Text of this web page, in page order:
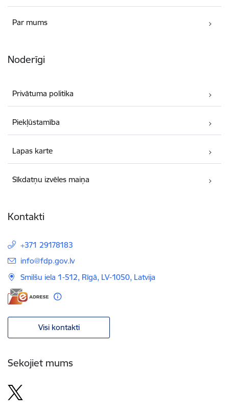
Par mums
Noderīgi
Privātuma politika
Piekļūstamība
Lapas karte
Sīkdatņu izvēles maiņa
Kontakti
+371 29178183
E-pasts:
info@fdp.gov.lv
Smilšu iela 1-512, Rīgā, LV-1050, Latvija
Visi kontakti
Sekojiet mums